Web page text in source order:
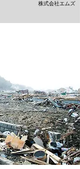
株式会社エムズ